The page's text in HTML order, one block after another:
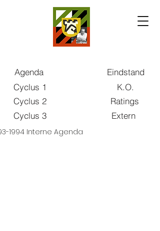
Agenda
Cyclus 1
Cyclus 2
Cyclus 3
Eindstand
K.O.
Ratings
Extern
1994 Interne Agenda